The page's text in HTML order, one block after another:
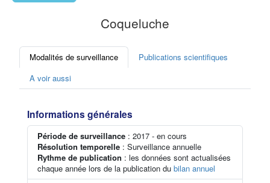
Coqueluche
Modalités de surveillance
Publications scientifiques
A voir aussi
Informations générales
Période de surveillance : 2017 - en cours
Résolution temporelle : Surveillance annuelle
Rythme de publication : les données sont actualisées
chaque année lors de la publication du bilan annuel